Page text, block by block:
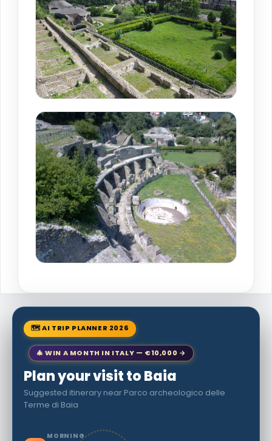
🗺 AI TRIP PLANNER 2026
🎄 WIN A MONTH IN ITALY — €10,000 →
Plan your visit to Baia
Suggested itinerary near Parco archeologico delle
Terme di Baia
MORNING